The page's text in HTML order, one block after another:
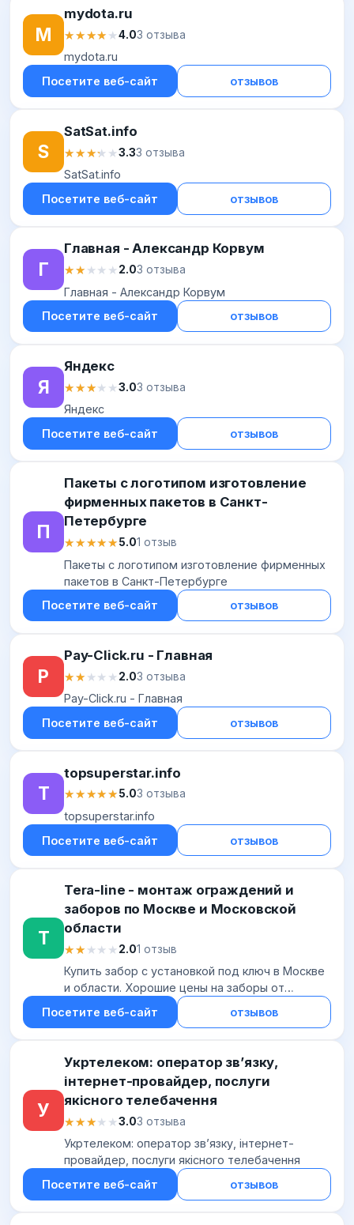
M
mydota.ru
★★★★★
★★★★★4.03 отзыва
mydota.ru
Посетите веб-сайт
отзывов
S
SatSat.info
★★★★★
★★★★★3.33 отзыва
SatSat.info
Посетите веб-сайт
отзывов
Г
Главная - Александр Корвум
★★★★★
★★★★★2.03 отзыва
Главная - Александр Корвум
Посетите веб-сайт
отзывов
Я
Яндекс
★★★★★
★★★★★3.03 отзыва
Яндекс
Посетите веб-сайт
отзывов
П
Пакеты с логотипом изготовление
фирменных пакетов в Санкт-
Петербурге
★★★★★
★★★★★5.01 отзыв
Пакеты с логотипом изготовление фирменных
пакетов в Санкт-Петербурге
Посетите веб-сайт
отзывов
P
Pay-Click.ru - Главная
★★★★★
★★★★★2.03 отзыва
Pay-Click.ru - Главная
Посетите веб-сайт
отзывов
T
topsuperstar.info
★★★★★
★★★★★5.03 отзыва
topsuperstar.info
Посетите веб-сайт
отзывов
T
Tera-line - монтаж ограждений и
заборов по Москве и Московской
области
★★★★★
★★★★★2.01 отзыв
Купить забор с установкой под ключ в Москве
и области. Хорошие цены на заборы от
производителя. Заказать ограждение на сайте
НИМАКС
Посетите веб-сайт отзывов
У
Укртелеком: оператор зв’язку,
інтернет-провайдер, послуги
якісного телебачення
★★★★★
★★★★★3.03 отзыва
Укртелеком: оператор зв’язку, інтернет-
провайдер, послуги якісного телебачення
Посетите веб-сайт
отзывов